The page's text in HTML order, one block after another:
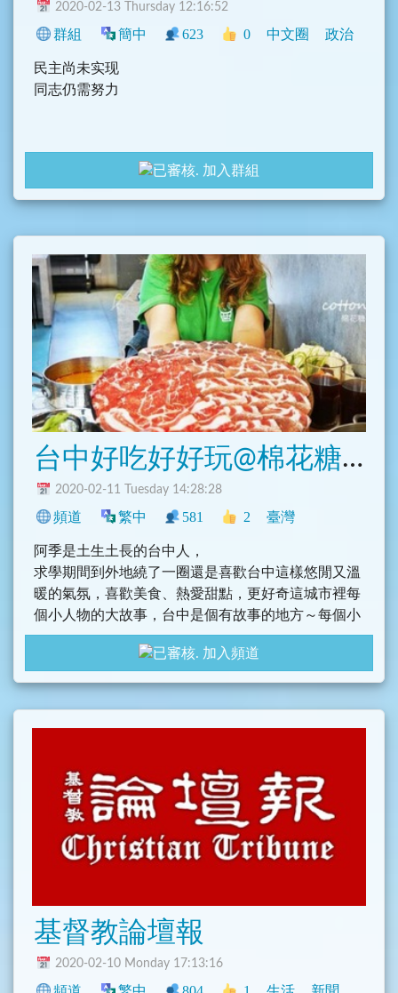
2020-02-13 Thursday 12:16:52
群組 簡中 623 0 中文圈 政治
民主尚未实现
同志仍需努力
加入群組
台中好吃好好玩@棉花糖的天空
2020-02-11 Tuesday 14:28:28
頻道 繁中 581 2 臺灣
阿季是土生土長的台中人，
求學期間到外地繞了一圈還是喜歡台中這樣悠閒又溫
暖的氣氛，喜歡美食、熱愛甜點，更好奇這城市裡每
個小人物的大故事，台中是個有故事的地方～每個小
巷景點、角落小店都有聽不完的小秘密，快來！這天
空裡好多甜甜棉花糖般的夢想！
一起來發掘中台灣更多精彩片段！
加入頻道
基督教論壇報
2020-02-10 Monday 17:13:16